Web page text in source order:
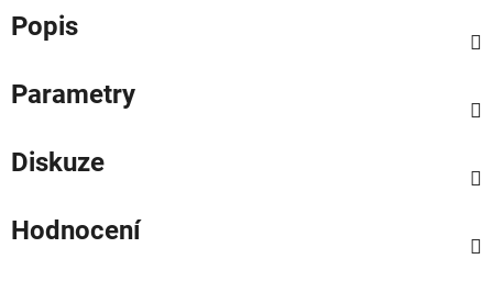
Popis
Parametry
Diskuze
Hodnocení